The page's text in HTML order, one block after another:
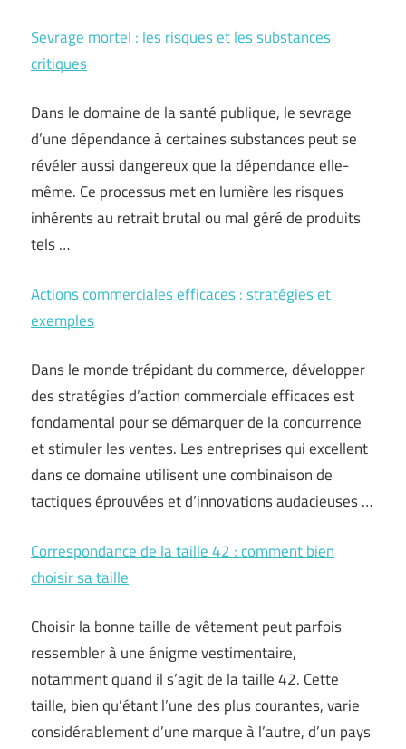
Sevrage mortel : les risques et les substances
critiques
Dans le domaine de la santé publique, le sevrage
d’une dépendance à certaines substances peut se
révéler aussi dangereux que la dépendance elle-
même. Ce processus met en lumière les risques
inhérents au retrait brutal ou mal géré de produits
tels …
Actions commerciales efficaces : stratégies et
exemples
Dans le monde trépidant du commerce, développer
des stratégies d’action commerciale efficaces est
fondamental pour se démarquer de la concurrence
et stimuler les ventes. Les entreprises qui excellent
dans ce domaine utilisent une combinaison de
tactiques éprouvées et d’innovations audacieuses …
Correspondance de la taille 42 : comment bien
choisir sa taille
Choisir la bonne taille de vêtement peut parfois
ressembler à une énigme vestimentaire,
notamment quand il s’agit de la taille 42. Cette
taille, bien qu’étant l’une des plus courantes, varie
considérablement d’une marque à l’autre, d’un pays